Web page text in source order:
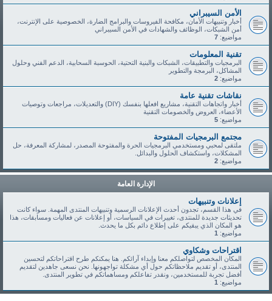
الأمن السيبراني
أخبار وتنبيهات الأمان، مكافحة الفيروسات والبرامج الضارة، الخصوصية على الإنترنت،
أمن الشبكات، الوظائف والشهادات في الأمن السيبراني
مواضيع: 7
تقنية المعلومات
البرمجيات والتطبيقات، الشبكات والبنية التحتية، الحوسبة السحابية، الدعم الفني وحلول
المشاكل، البرمجة والتطوير
مواضيع: 2
نقاشات تقنية عامة
أخبار واتجاهات التقنية، مشاريع افعلها بنفسك (DIY) والتعديلات، مراجعات وتوصيات
الأعضاء، العروض والخصومات التقنية
مواضيع: 5
مجتمع البرمجيات المفتوحة
ملتقى لمحبي ومستخدمي البرمجيات الحرة والمفتوحة المصدر، لمشاركة المعرفة، حل
المشكلات، واستكشاف الحلول والبدائل.
مواضيع: 2
الإدارة العامة
إعلانات وتنبيهات
في هذا القسم، تجدون أحدث الإعلانات الرسمية وتنبيهات المنتدى المهمة. سواء كانت
تحديثات جديدة للمنتدى، تغييرات في السياسات، أو إعلانات عن فعاليات ومسابقات، هذا
هو المكان الذي يبقيكم على إطلاع دائم بكل ما يحدث.
مواضيع: 1
اقتراحات وشكاوي
المكان المخصص لتواصلكم معنا وإبداء آرائكم. هنا يمكنكم طرح اقتراحاتكم لتحسين
المنتدى، أو تقديم ملاحظاتكم حول أي مشكلة تواجهونها. نحن نسعى جاهدين لتقديم
أفضل تجربة للمستخدمين، ونقدر تفاعلكم ومساهماتكم في تطوير المنتدى.
مواضيع: 1